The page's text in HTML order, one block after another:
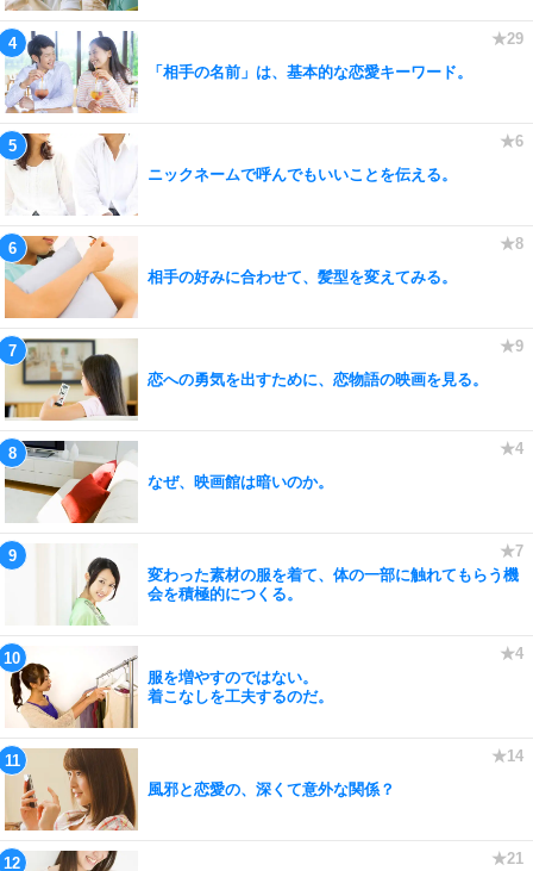
「相手の名前」は、基本的な恋愛キーワード。
ニックネームで呼んでもいいことを伝える。
相手の好みに合わせて、髪型を変えてみる。
恋への勇気を出すために、恋物語の映画を見る。
なぜ、映画館は暗いのか。
変わった素材の服を着て、体の一部に触れてもらう機
会を積極的につくる。
服を増やすのではない。
着こなしを工夫するのだ。
風邪と恋愛の、深くて意外な関係？